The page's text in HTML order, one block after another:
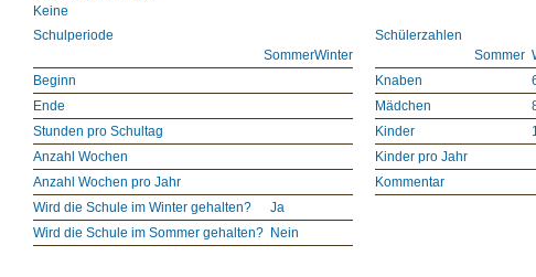
Keine
Schulperiode
SommerWinter
Beginn
Ende
Stunden pro Schultag
Anzahl Wochen
Anzahl Wochen pro Jahr
Wird die Schule im Winter gehalten?
Ja
Wird die Schule im Sommer gehalten?
Nein
Schülerzahlen
Sommer
Knaben
Mädchen
Kinder
Kinder pro Jahr
Kommentar